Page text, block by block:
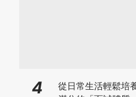
4
從日常生活輕鬆培